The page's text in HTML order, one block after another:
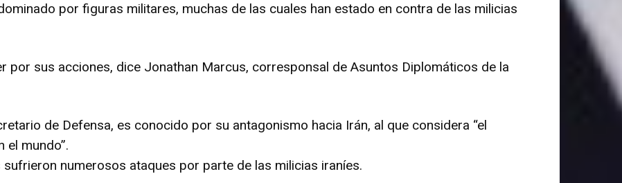
por figuras militares, muchas de las cuales han estado en contra de las milicias
por sus acciones, dice Jonathan Marcus, corresponsal de Asuntos Diplomáticos de la
de Defensa, es conocido por su antagonismo hacia Irán, al que considera “el
mundo”.
numerosos ataques por parte de las milicias iraníes.